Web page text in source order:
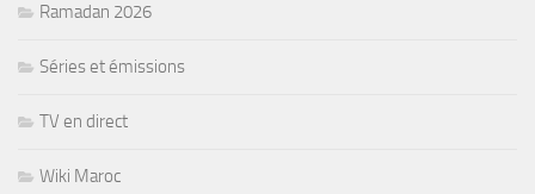
Ramadan 2026
Séries et émissions
TV en direct
Wiki Maroc